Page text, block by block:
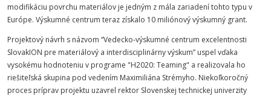
modifikáciu povrchu materiálov je jedným z mála zariadení tohto typu v
Európe. Výskumné centrum teraz získalo 10 miliónový výskumný grant.
Projektový návrh s názvom “Vedecko-výskumné centrum excelentnosti
SlovakION pre materiálový a interdisciplinárny výskum” uspel vďaka
vysokému hodnoteniu v programe "H2020: Teaming" a realizovala ho
riešiteľská skupina pod vedením Maximiliána Strémyho. Niekoľkoročný
proces príprav projektu uzavrel rektor Slovenskej technickej univerzity